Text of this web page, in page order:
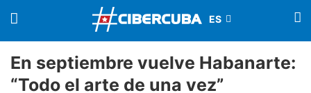
En septiembre vuelve Habanarte:
“Todo el arte de una vez”